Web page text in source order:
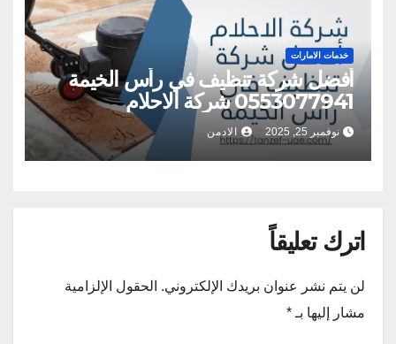
خدمات الامارات
أفضل شركة تنظيف في رأس الخيمة
0553077941 شركة الاحلام
نوفمبر 25, 2025 الادمن
اترك تعليقاً
لن يتم نشر عنوان بريدك الإلكتروني. الحقول الإلزامية
مشار إليها بـ *